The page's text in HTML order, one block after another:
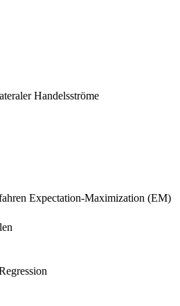
Handelsströme
Expectation-Maximization (EM)